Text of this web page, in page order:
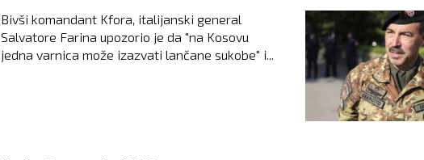
Bivši komandant Kfora, italijanski general
Salvatore Farina upozorio je da "na Kosovu
jedna varnica može izazvati lančane sukobe" i...